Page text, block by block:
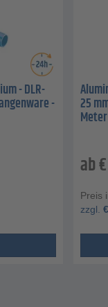
- DLR-
- 25
ab€
Preis
zzgl. €